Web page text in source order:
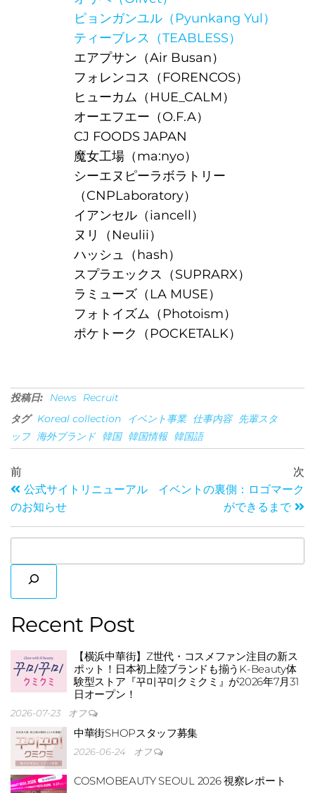
]海外ブ
ランド
つ
ピョンガンユル（Pyunkang Yul）
ティーブレス（TEABLESS）
エアプサン（Air Busan）
フォレンコス（FORENCOS）
ヒューカム（HUE_CALM）
オーエフエー（O.F.A）
CJ FOODS JAPAN
魔女工場（ma:nyo）
シーエヌピーラボラトリー
（CNPLaboratory）
イアンセル（iancell）
ヌリ（Neulii）
ハッシュ（hash）
スプラエックス（SUPRARX）
ラミューズ（LA MUSE）
フォトイズム（Photoism）
ポケトーク（POCKETALK）
投稿日: News Recruit
タグ
Koreal collection イベント事業 仕事内容
先輩スタ
ッフ 海外ブランド 韓国 韓国情報 韓国語
前
公式サイトリニューアル
のお知らせ
次
イベントの裏側：ロゴマーク
ができるまで
Recent Post
【横浜中華街】Z世代・コスメファン注目の新ス
ポット！日本初上陸ブランドも揃うK-Beauty体
験型ストア『꾸미꾸미クミクミ』が2026年7月31
日オープン！
2026-07-23 オフ
中華街SHOPスタッフ募集
2026-06-24 オフ
COSMOBEAUTY SEOUL 2026 視察レポート